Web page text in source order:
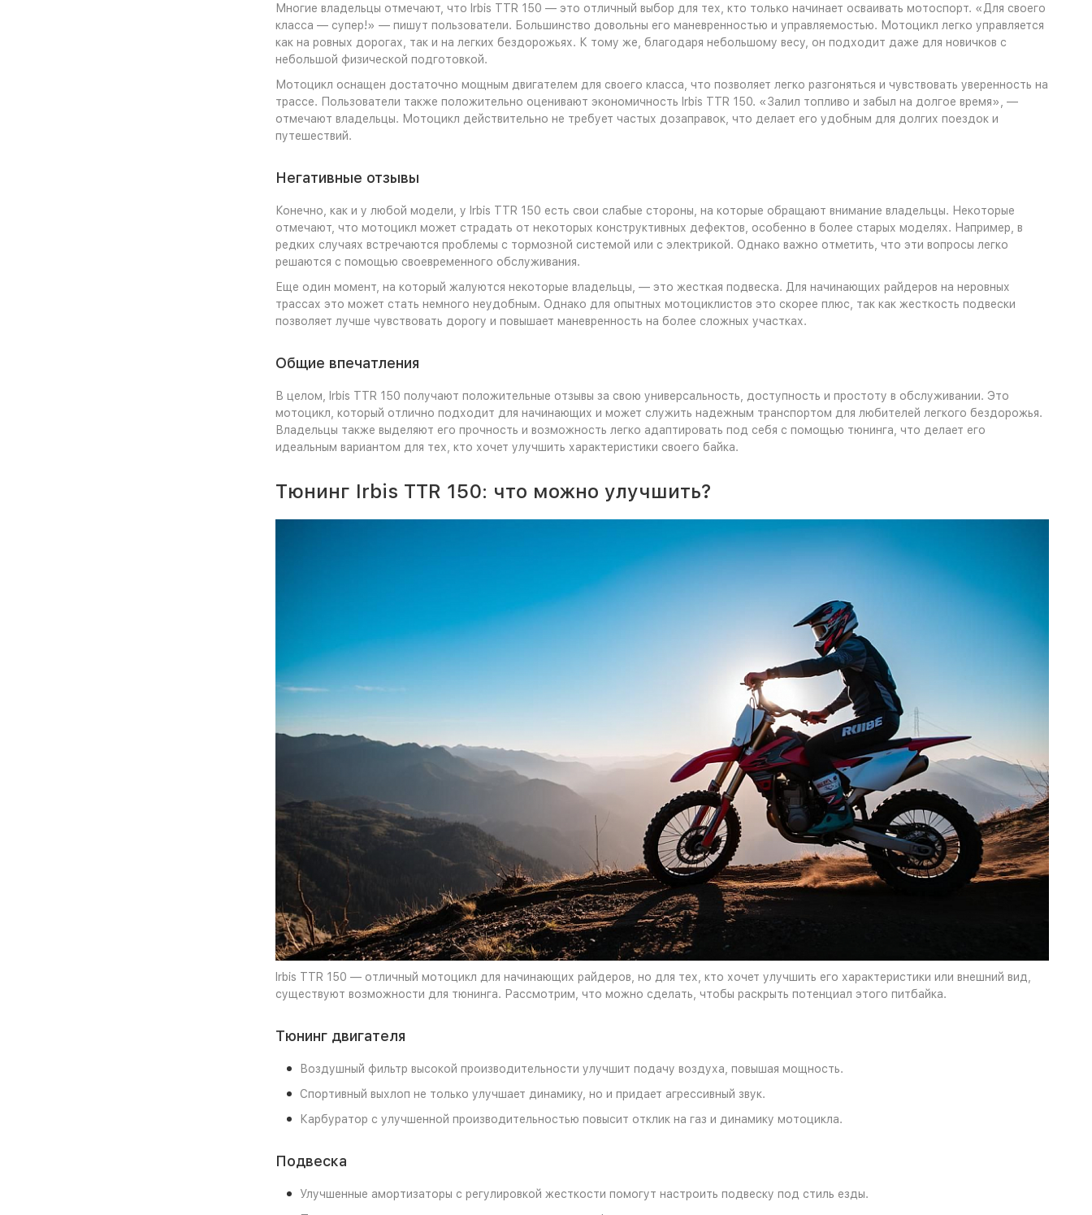
Многие владельцы отмечают, что Irbis TTR 150 — это отличный выбор для тех, кто только начинает осваивать мотоспорт. «Для своего
класса — супер!» — пишут пользователи. Большинство довольны его маневренностью и управляемостью. Мотоцикл легко управляется
как на ровных дорогах, так и на легких бездорожьях. К тому же, благодаря небольшому весу, он подходит даже для новичков с
небольшой физической подготовкой.
Мотоцикл оснащен достаточно мощным двигателем для своего класса, что позволяет легко разгоняться и чувствовать уверенность на
трассе. Пользователи также положительно оценивают экономичность Irbis TTR 150. «Залил топливо и забыл на долгое время», —
отмечают владельцы. Мотоцикл действительно не требует частых дозаправок, что делает его удобным для долгих поездок и
путешествий.
Негативные отзывы
Конечно, как и у любой модели, у Irbis TTR 150 есть свои слабые стороны, на которые обращают внимание владельцы. Некоторые
отмечают, что мотоцикл может страдать от некоторых конструктивных дефектов, особенно в более старых моделях. Например, в
редких случаях встречаются проблемы с тормозной системой или с электрикой. Однако важно отметить, что эти вопросы легко
решаются с помощью своевременного обслуживания.
Еще один момент, на который жалуются некоторые владельцы, — это жесткая подвеска. Для начинающих райдеров на неровных
трассах это может стать немного неудобным. Однако для опытных мотоциклистов это скорее плюс, так как жесткость подвески
позволяет лучше чувствовать дорогу и повышает маневренность на более сложных участках.
Общие впечатления
В целом, Irbis TTR 150 получают положительные отзывы за свою универсальность, доступность и простоту в обслуживании. Это
мотоцикл, который отлично подходит для начинающих и может служить надежным транспортом для любителей легкого бездорожья.
Владельцы также выделяют его прочность и возможность легко адаптировать под себя с помощью тюнинга, что делает его
идеальным вариантом для тех, кто хочет улучшить характеристики своего байка.
Тюнинг Irbis TTR 150: что можно улучшить?
Irbis TTR 150 — отличный мотоцикл для начинающих райдеров, но для тех, кто хочет улучшить его характеристики или внешний вид,
существуют возможности для тюнинга. Рассмотрим, что можно сделать, чтобы раскрыть потенциал этого питбайка.
Тюнинг двигателя
Воздушный фильтр высокой производительности улучшит подачу воздуха, повышая мощность.
Спортивный выхлоп не только улучшает динамику, но и придает агрессивный звук.
Карбуратор с улучшенной производительностью повысит отклик на газ и динамику мотоцикла.
Подвеска
Улучшенные амортизаторы с регулировкой жесткости помогут настроить подвеску под стиль езды.